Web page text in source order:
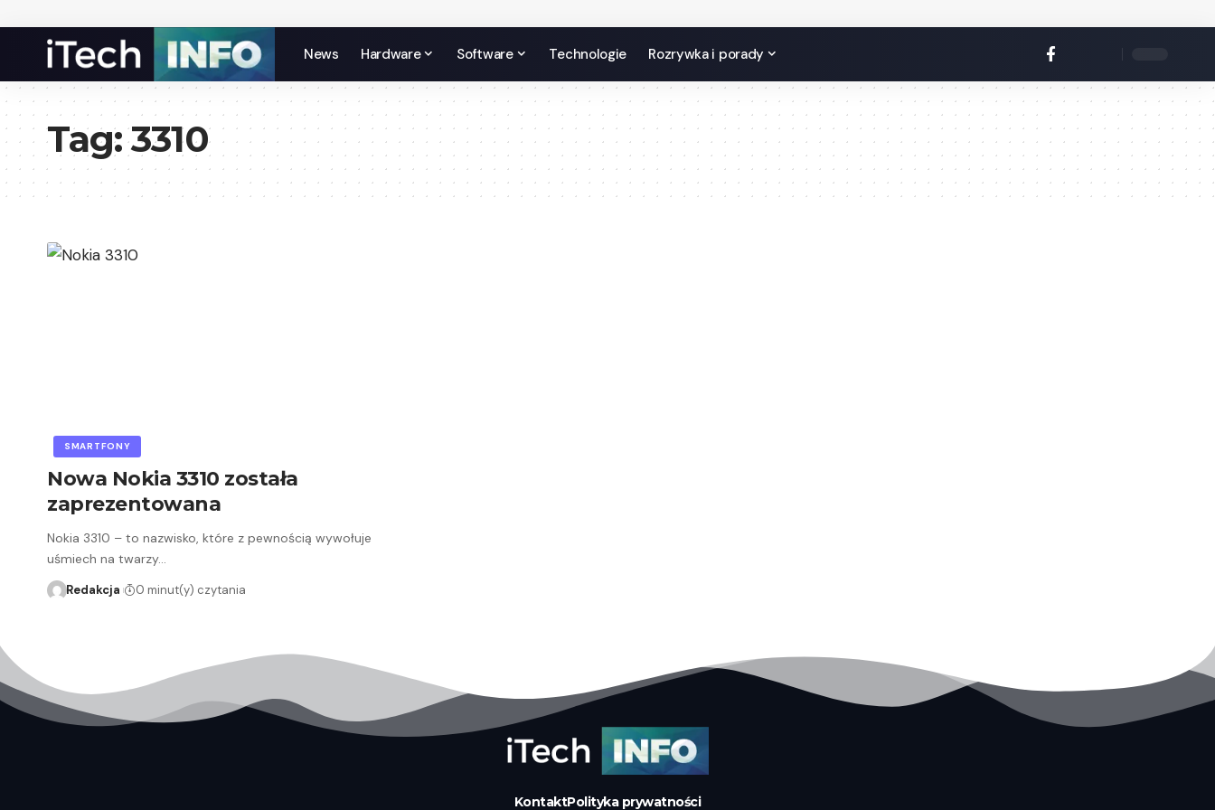
News Hardware Software Technologie Rozrywka i porady
Tag:3310
SMARTFONY
Nowa Nokia 3310 została
zaprezentowana
Nokia 3310 – to nazwisko, które z pewnością wywołuje
uśmiech na twarzy…
Redakcja 0 minut(y) czytania
KontaktPolityka prywatności